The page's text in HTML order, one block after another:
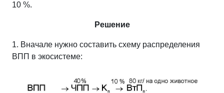
10 %.
Решение
1. Вначале нужно составить схему распределения
ВПП в экосистеме: